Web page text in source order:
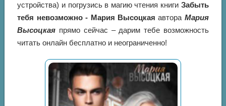
устройства) и погрузись в магию чтения книги Забыть
тебя невозможно - Мария Высоцкая автора Мария
Высоцкая прямо сейчас – дарим тебе возможность
читать онлайн бесплатно и неограниченно!